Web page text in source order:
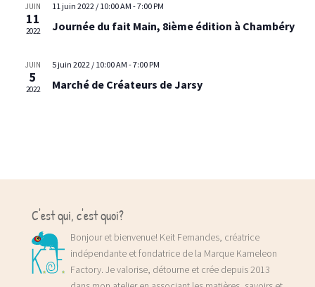
JUIN
11
2022
11 juin 2022 / 10:00 AM -7:00 PM
Journée du fait Main, 8ième édition à Chambéry
JUIN
5
2022
5 juin 2022 / 10:00 AM -7:00 PM
Marché de Créateurs de Jarsy
C'est qui, c'est quoi?
Bonjour et bienvenue! Keit Fernandes, créatrice
indépendante et fondatrice de la Marque Kameleon
Factory. Je valorise, détourne et crée depuis 2013